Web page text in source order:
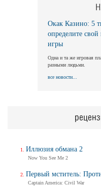
Окак Казино: 5
определите
игры
Одна и та же игровая
разными людьми.
все новости...
Иллюзия обмана 2
Now You See Me 2
Первый мститель:
Captain America: Civil War